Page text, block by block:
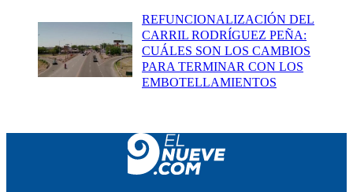
REFUNCIONALIZACIÓN DEL
CARRIL RODRÍGUEZ PEÑA:
CUÁLES SON LOS CAMBIOS
PARA TERMINAR CON LOS
EMBOTELLAMIENTOS